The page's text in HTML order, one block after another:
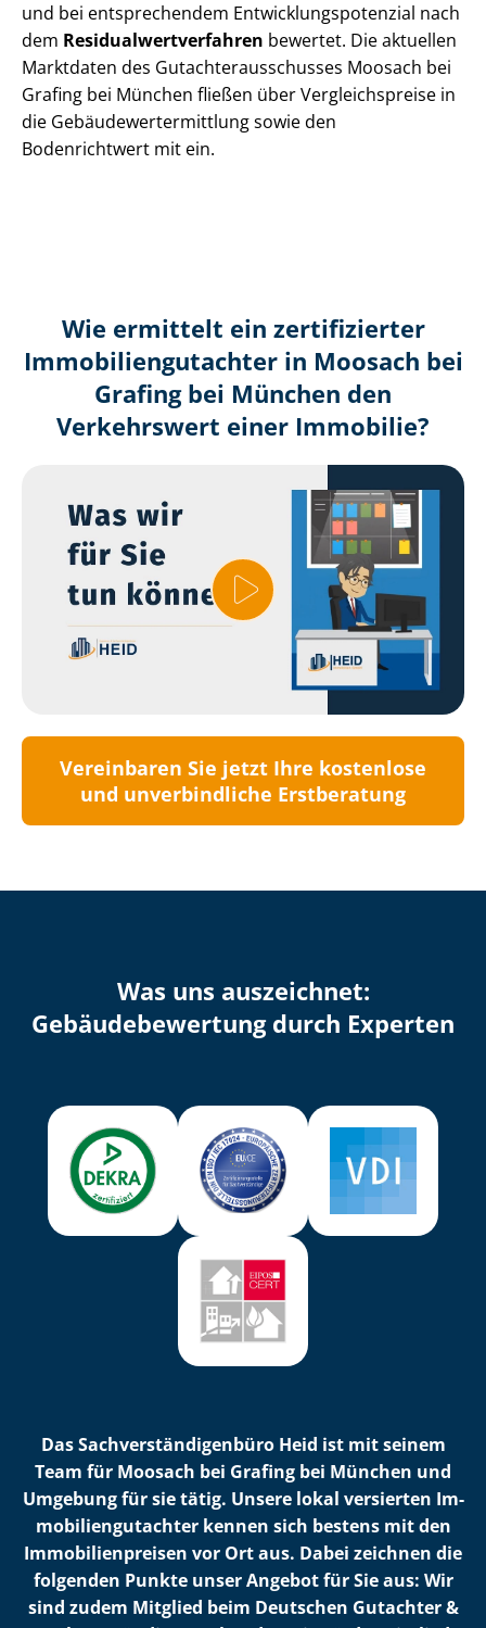
und bei entsprechendem Ent­wick­lungs­po­ten­zi­al nach
dem Re­si­du­al­wert­ver­fah­ren bewertet. Die aktuellen
Marktdaten des Gut­ach­ter­aus­schus­ses Moosach bei
Grafing bei München fließen über Ver­gleichs­prei­se in
die Ge­bäu­de­wert­ermitt­lung sowie den
Bodenrichtwert mit ein.
Wie ermittelt ein zertifizierter
Immobilien­gutachter in Moosach bei
Grafing bei München den
Verkehrswert einer Immobilie?
Vereinbaren Sie jetzt Ihre kostenlose
und unverbindliche Erstberatung
Was uns auszeichnet:
Ge­bäu­de­be­wer­tung durch Experten
Das Sach­ver­stän­di­gen­bü­ro Heid ist mit seinem
Team für Moosach bei Grafing bei München und
Umgebung für sie tätig. Unsere lokal versierten Im­
mo­bi­li­en­gut­ach­ter kennen sich bestens mit den
Im­mo­bi­li­en­prei­sen vor Ort aus. Dabei zeichnen die
folgenden Punkte unser Angebot für Sie aus: Wir
sind zudem Mitglied beim Deutschen Gutachter &